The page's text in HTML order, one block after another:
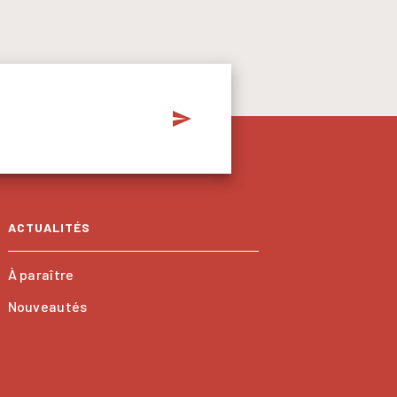
send
ACTUALITÉS
À paraître
Nouveautés